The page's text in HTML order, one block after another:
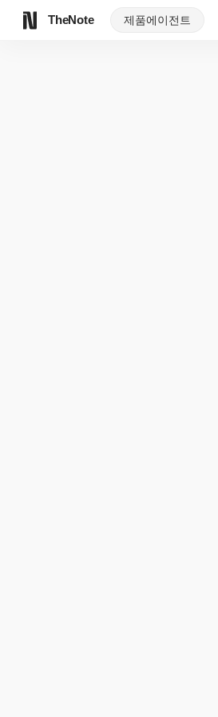
TheNote 제품에이전트